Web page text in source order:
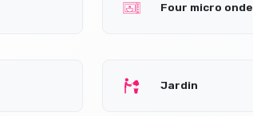
Four micro onde
Jardin